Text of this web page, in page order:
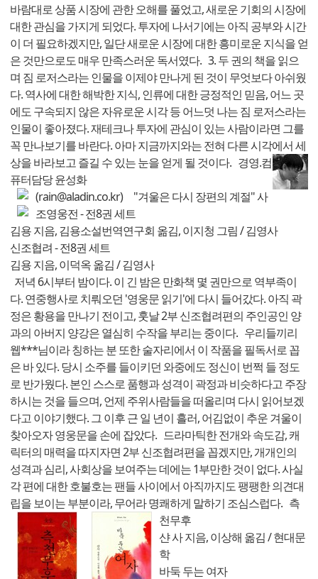
바람대로 상품 시장에 관한 오해를 풀었고, 새로운 기회의 시장에
대한 관심을 가지게 되었다. 투자에 나서기에는 아직 공부와 시간
이 더 필요하겠지만, 일단 새로운 시장에 대한 흥미로운 지식을 얻
은 것만으로도 매우 만족스러운 독서였다. 3. 두 권의 책을 읽으
며 짐 로저스라는 인물을 이제야 만나게 된 것이 무엇보다 아쉬웠
다. 역사에 대한 해박한 지식, 인류에 대한 긍정적인 믿음, 어느 곳
에도 구속되지 않은 자유로운 시각 등 어느덧 나는 짐 로저스라는
인물이 좋아졌다. 재테크나 투자에 관심이 있는 사람이라면 그를
꼭 만나보기를 바란다. 아마 지금까지와는 전혀 다른 시각에서 세
상을 바라보고 즐길 수 있는 눈을 얻게 될 것이다. 경영.컴
퓨터담당 윤성화
(rain@aladin.co.kr) "겨울은 다시 장편의 계절"사
조영웅전 - 전8권 세트
김용 지음, 김용소설번역연구회 옮김, 이지청 그림 / 김영사
신조협려 - 전8권 세트
김용 지음, 이덕옥 옮김 / 김영사
저녁 6시부터 밤이다. 이 긴 밤은 만화책 몇 권만으로 역부족이
다. 연중행사로 치뤄오던 '영웅문 읽기'에 다시 들어갔다. 아직 곽
정은 황용을 만나기 전이고, 훗날 2부 신조협려편의 주인공인 양
과의 아버지 양강은 열심히 수작을 부리는 중이다. 우리들끼리
웹***님이라 칭하는 분 또한 술자리에서 이 작품을 필독서로 꼽
은 바 있다. 당시 소주를 들이키던 와중에도 정신이 번쩍 들 정도
로 반가웠다. 본인 스스로 품행과 성격이 곽정과 비슷하다고 주장
하시는 것을 들으며, 언제 주위사람들을 떠올리며 다시 읽어보겠
다고 이야기했다. 그 이후 근 일 년이 흘러, 어김없이 추운 겨울이
찾아오자 영웅문을 손에 잡았다. 드라마틱한 전개와 속도감, 캐
릭터의 매력을 따지자면 2부 신조협려편을 꼽겠지만, 개개인의
성격과 심리, 사회상을 보여주는 데에는 1부만한 것이 없다. 사실
각 편에 대한 호불호는 팬들 사이에서 아직까지도 팽팽한 의견대
립을 보이는 부분이라, 무어라 명쾌하게 말하기 조심스럽다. 측
천무후
샨 사 지음, 이상해 옮김 / 현대문
학
바둑 두는 여자